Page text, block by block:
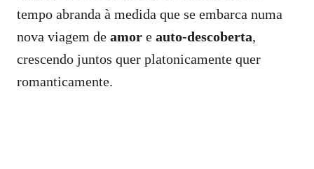
tempo abranda à medida que se embarca numa
nova viagem de amor e auto-descoberta,
crescendo juntos quer platonicamente quer
romanticamente.